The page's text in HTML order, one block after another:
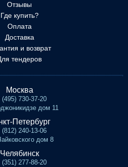
Отзывы
Где купить?
Оплата
Доставка
и возврат
тендеров
Москва
(495) 730-37-20
дом 11
Петербург
(812) 240-13-06
дом 8
Челябинск
(351) 277-88-20